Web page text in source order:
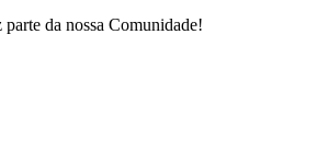
da nossa Comunidade!